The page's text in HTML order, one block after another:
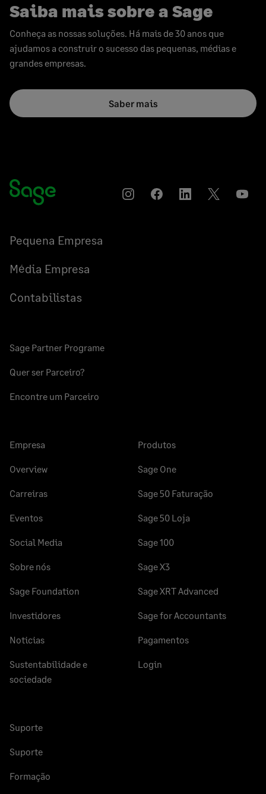
Saiba mais sobre a Sage
Conheça as nossas soluções. Há mais de 30 anos que
ajudamos a construir o sucesso das pequenas, médias e
grandes empresas.
Saber mais
InstagramCompartilharCompartilhar
Pequena Empresa
Média Empresa
Contabilistas
Sage Partner Programe
Quer ser Parceiro?
Encontre um Parceiro
Empresa
Overview
Carreiras
Eventos
Social Media
Sobre nós
Sage Foundation
Investidores
Noticias
Sustentabilidade e
sociedade
Produtos
Sage One
Sage 50 Faturação
Sage 50 Loja
Sage 100
Sage X3
Sage XRT Advanced
Sage for Accountants
Pagamentos
Login
Suporte
Suporte
Formação